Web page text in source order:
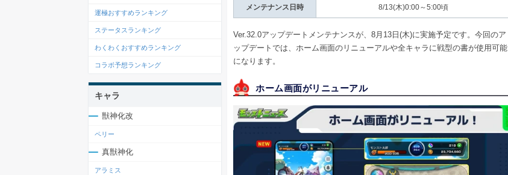
メンテナンス日時 8/13(木)0:00～5:00頃
Ver.32.0アップデートメンテナンスが、8月13日(木)に実施予定です。今回のア
ップデートでは、ホーム画面のリニューアルや全キャラに戦型の書が使用可能
になります。
ホーム画面がリニューアル
運極おすすめランキング
ステータスランキング
わくわくおすすめランキング
コラボ予想ランキング
キャラ
獣神化改
ペリー
真獣神化
アラミス